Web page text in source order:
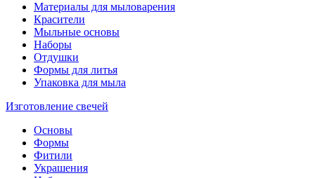
Материалы для мыловарения
Красители
Мыльные основы
Наборы
Отдушки
Формы для литья
Упаковка для мыла
Изготовление свечей
Основы
Формы
Фитили
Украшения